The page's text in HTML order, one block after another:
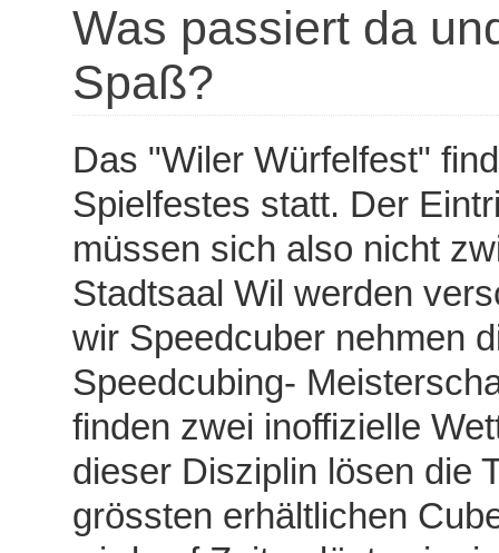
Was passiert da
Spaß?
Das "Wiler Würfelfest"
Spielfestes statt. Der
müssen sich also nicht
Stadtsaal Wil werden
wir Speedcuber nehmen
Speedcubing-
finden zwei inoffizielle
dieser Disziplin lösen die
grössten erhältlichen